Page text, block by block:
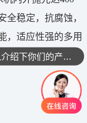
全稳定，抗腐蚀，
，适应性强的多用
)。
你们是怎么收费的呢